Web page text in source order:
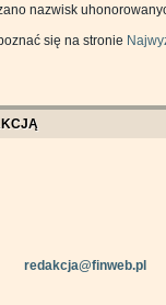
nazwisk
się na stronie
redakcja@finweb.pl